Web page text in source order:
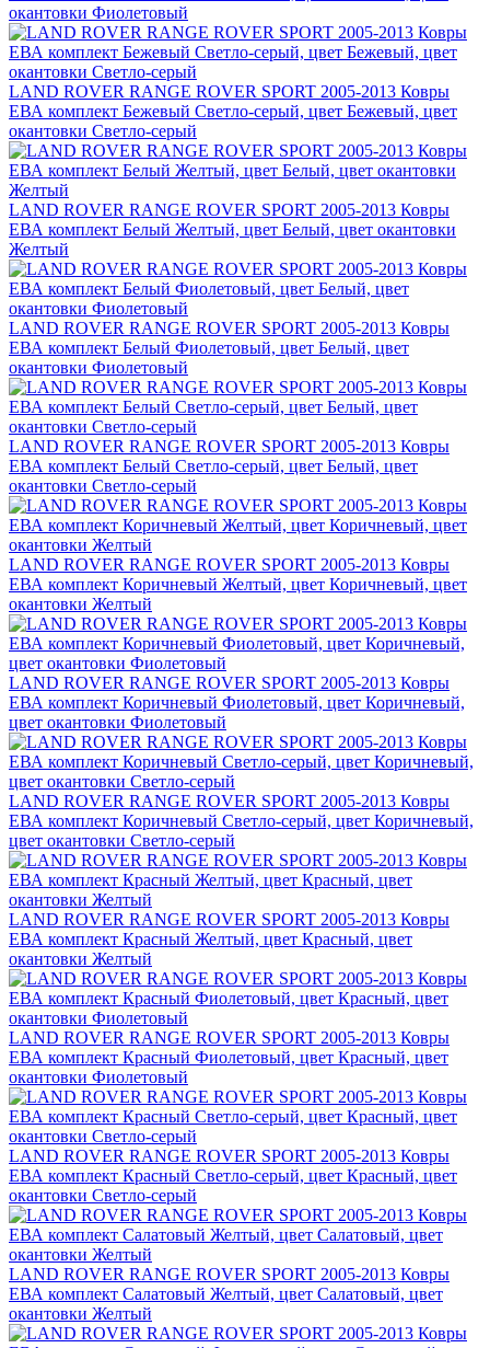
окантовки Фиолетовый
LAND ROVER RANGE ROVER SPORT 2005-2013 Ковры
ЕВА комплект Бежевый Светло-серый, цвет Бежевый, цвет
окантовки Светло-серый
LAND ROVER RANGE ROVER SPORT 2005-2013 Ковры
ЕВА комплект Белый Желтый, цвет Белый, цвет окантовки
Желтый
LAND ROVER RANGE ROVER SPORT 2005-2013 Ковры
ЕВА комплект Белый Фиолетовый, цвет Белый, цвет
окантовки Фиолетовый
LAND ROVER RANGE ROVER SPORT 2005-2013 Ковры
ЕВА комплект Белый Светло-серый, цвет Белый, цвет
окантовки Светло-серый
LAND ROVER RANGE ROVER SPORT 2005-2013 Ковры
ЕВА комплект Коричневый Желтый, цвет Коричневый, цвет
окантовки Желтый
LAND ROVER RANGE ROVER SPORT 2005-2013 Ковры
ЕВА комплект Коричневый Фиолетовый, цвет Коричневый,
цвет окантовки Фиолетовый
LAND ROVER RANGE ROVER SPORT 2005-2013 Ковры
ЕВА комплект Коричневый Светло-серый, цвет Коричневый,
цвет окантовки Светло-серый
LAND ROVER RANGE ROVER SPORT 2005-2013 Ковры
ЕВА комплект Красный Желтый, цвет Красный, цвет
окантовки Желтый
LAND ROVER RANGE ROVER SPORT 2005-2013 Ковры
ЕВА комплект Красный Фиолетовый, цвет Красный, цвет
окантовки Фиолетовый
LAND ROVER RANGE ROVER SPORT 2005-2013 Ковры
ЕВА комплект Красный Светло-серый, цвет Красный, цвет
окантовки Светло-серый
LAND ROVER RANGE ROVER SPORT 2005-2013 Ковры
ЕВА комплект Салатовый Желтый, цвет Салатовый, цвет
окантовки Желтый